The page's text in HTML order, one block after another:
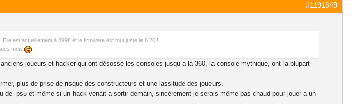
#1191649
est actuellement à 399€ et le firmware est tout juste le 8.20 !
mois
joueurs et hacker qui ont désossé les consoles jusqu a la 360, la console mythique, ont la plupart
plus de prise de risque des constructeurs et une lassitude des joueurs.
ps5 et même si un hack venait a sortir demain, sincèrement je serais même pas chaud pour jouer a un